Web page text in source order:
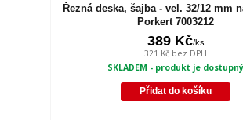
Řezná deska, šajba - vel. 32/12 mm
Porkert 7003212
389 Kč/ks
321 Kč bez DPH
SKLADEM - produkt je dostupný
Přidat do košíku